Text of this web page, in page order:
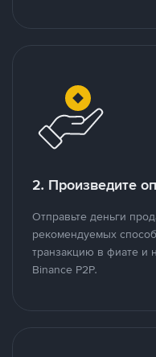
2. Произведите
Отправьте деньги
рекомендуемых
транзакцию в фиате и
Binance P2P.